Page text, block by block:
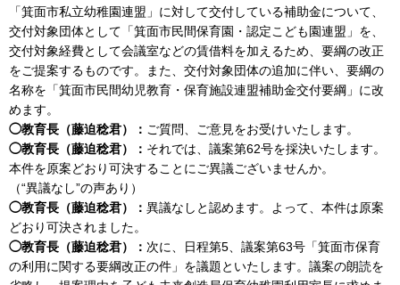
「箕面市私立幼稚園連盟」に対して交付している補助金について、
交付対象団体として「箕面市民間保育園・認定こども園連盟」を、
交付対象経費として会議室などの賃借料を加えるため、要綱の改正
をご提案するものです。また、交付対象団体の追加に伴い、要綱の
名称を「箕面市民間幼児教育・保育施設連盟補助金交付要綱」に改
めます。
◯教育長（藤迫稔君）： ご質問、ご意見をお受けいたします。
◯教育長（藤迫稔君）： それでは、議案第62号を採決いたします。
本件を原案どおり可決することにご異議ございませんか。
（“異議なし”の声あり）
◯教育長（藤迫稔君）： 異議なしと認めます。よって、本件は原案
どおり可決されました。
◯教育長（藤迫稔君）： 次に、日程第5、議案第63号「箕面市保育
の利用に関する要綱改正の件」を議題といたします。議案の朗読を